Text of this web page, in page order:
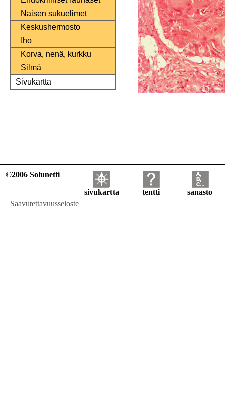
Naisen sukuelimet
Keskushermosto
Iho
Korva, nenä, kurkku
Silmä
Sivukartta
©2006 Solunetti
sivukartta tentti
sanasto
Saavutettavuusseloste